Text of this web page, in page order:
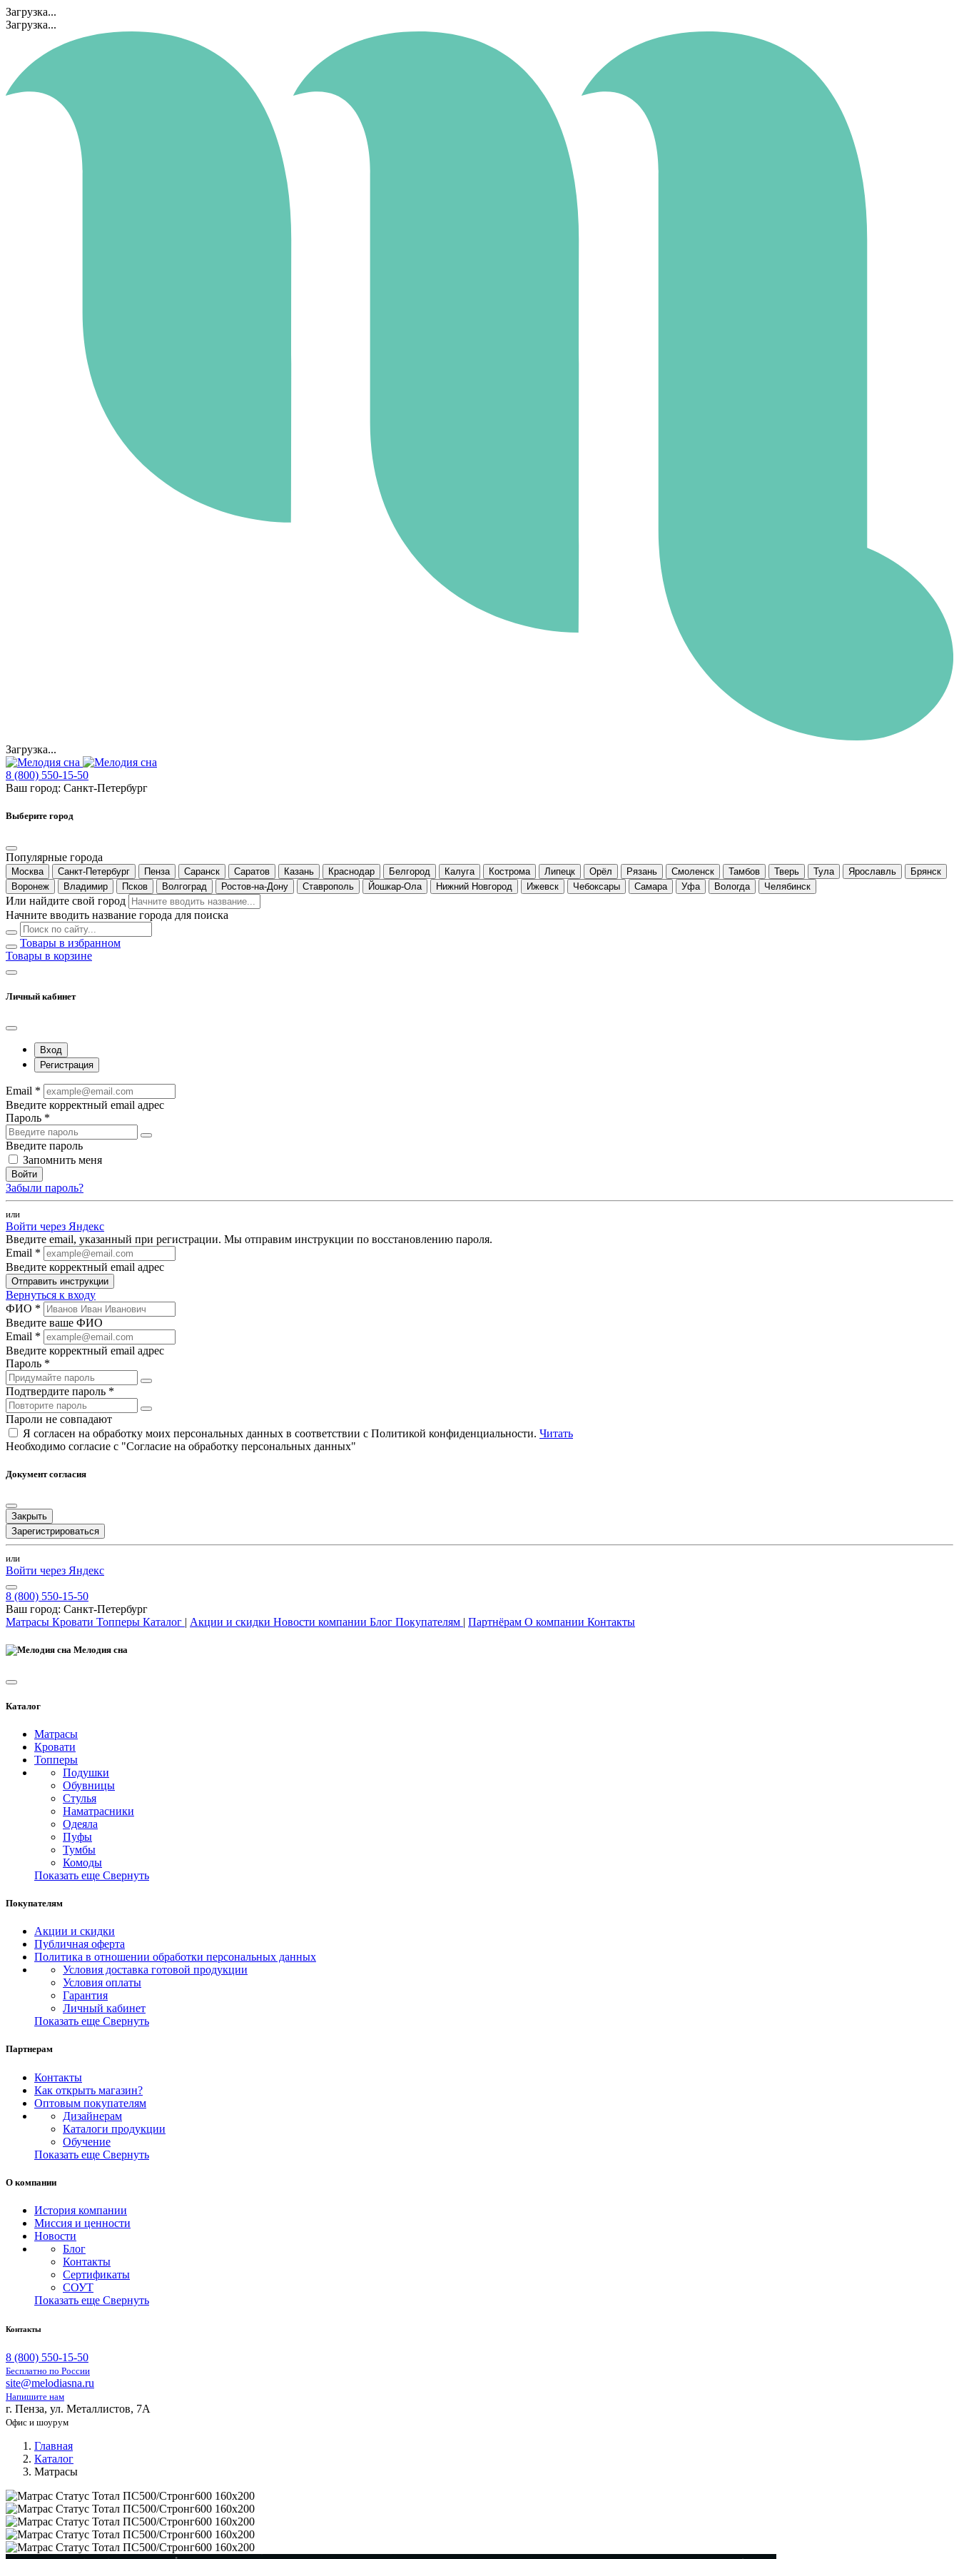
Загрузка...
Загрузка...
Загрузка...
8 (800) 550-15-50
Ваш город: Санкт-Петербург
Выберите город
Популярные города
Москва Санкт-Петербург Пенза Саранск Саратов Казань Краснодар Белгород Калуга Кострома Липецк Орёл Рязань Смоленск Тамбов Тверь Тула Ярославль
Брянск
Воронеж
Владимир Псков Волгоград Ростов-на-Дону Ставрополь Йошкар-Ола Нижний Новгород Ижевск Чебоксары Самара Уфа Вологда Челябинск
Или найдите свой город
Начните вводить название города для поиска
Товары в избранном
Товары в корзине
Личный кабинет
Вход
Регистрация
Email *
Введите корректный email адрес
Пароль *
Введите пароль
Запомнить меня
Войти
Забыли пароль?
или
Войти через Яндекс
Введите email, указанный при регистрации. Мы отправим инструкции по восстановлению пароля.
Email *
Введите корректный email адрес
Отправить инструкции
Вернуться к входу
ФИО *
Введите ваше ФИО
Email *
Введите корректный email адрес
Пароль *
Подтвердите пароль *
Пароли не совпадают
Я согласен на обработку моих персональных данных в соответствии с Политикой конфиденциальности. Читать
Необходимо согласие с "Согласие на обработку персональных данных"
Документ согласия
Закрыть
Зарегистрироваться
или
Войти через Яндекс
8 (800) 550-15-50
Ваш город: Санкт-Петербург
Матрасы Кровати Топперы Каталог | Акции и скидки Новости компании Блог Покупателям | Партнёрам О компании Контакты
Мелодия сна
Каталог
Матрасы
Кровати
Топперы
Подушки
Обувницы
Стулья
Наматрасники
Одеяла
Пуфы
Тумбы
Комоды
Показать еще Свернуть
Покупателям
Акции и скидки
Публичная оферта
Политика в отношении обработки персональных данных
Условия доставка готовой продукции
Условия оплаты
Гарантия
Личный кабинет
Показать еще Свернуть
Партнерам
Контакты
Как открыть магазин?
Оптовым покупателям
Дизайнерам
Каталоги продукции
Обучение
Показать еще Свернуть
О компании
История компании
Миссия и ценности
Новости
Блог
Контакты
Сертификаты
СОУТ
Показать еще Свернуть
Контакты
8 (800) 550-15-50
Бесплатно по России
site@melodiasna.ru
Напишите нам
г. Пенза, ул. Металлистов, 7А
Офис и шоурум
Главная
Каталог
Матрасы